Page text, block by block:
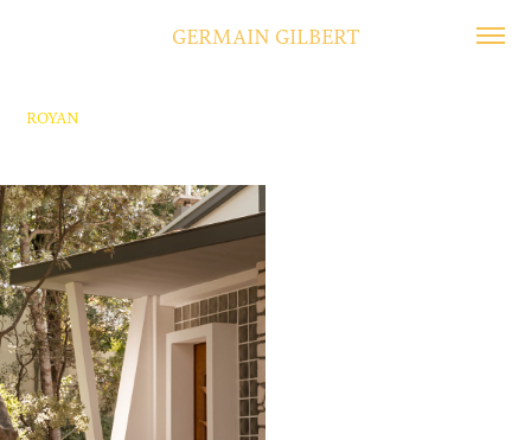
GERMAIN GILBERT
ROYAN